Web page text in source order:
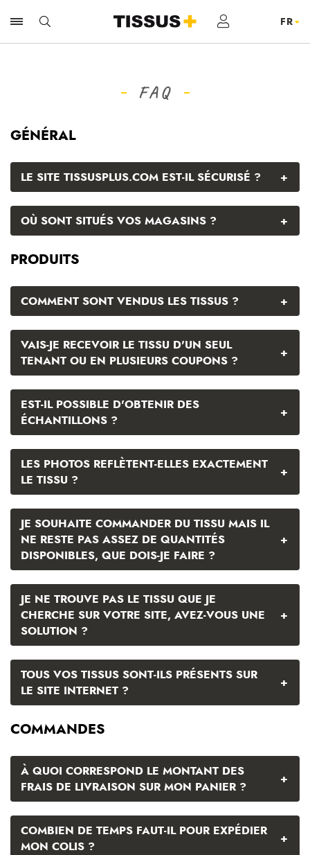
FAQ
GÉNÉRAL
+
LE SITE TISSUSPLUS.COM EST-IL SÉCURISÉ ?
+
OÙ SONT SITUÉS VOS MAGASINS ?
PRODUITS
+
COMMENT SONT VENDUS LES TISSUS ?
+
VAIS-JE RECEVOIR LE TISSU D'UN SEUL
TENANT OU EN PLUSIEURS COUPONS ?
+
EST-IL POSSIBLE D'OBTENIR DES
ÉCHANTILLONS ?
+
LES PHOTOS REFLÈTENT-ELLES EXACTEMENT
LE TISSU ?
+
JE SOUHAITE COMMANDER DU TISSU MAIS IL
NE RESTE PAS ASSEZ DE QUANTITÉS
DISPONIBLES, QUE DOIS-JE FAIRE ?
+
JE NE TROUVE PAS LE TISSU QUE JE
CHERCHE SUR VOTRE SITE, AVEZ-VOUS UNE
SOLUTION ?
+
TOUS VOS TISSUS SONT-ILS PRÉSENTS SUR
LE SITE INTERNET ?
COMMANDES
+
À QUOI CORRESPOND LE MONTANT DES
FRAIS DE LIVRAISON SUR MON PANIER ?
+
COMBIEN DE TEMPS FAUT-IL POUR EXPÉDIER
MON COLIS ?